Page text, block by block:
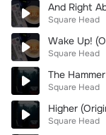
And Right
Square Head
Wake Up!
Square Head
The
Square Head
Higher
Square Head